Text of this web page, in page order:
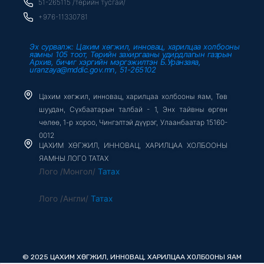
f
51-265115 /төрийн тусгай/
+976-11330781
Эх сурвалж: Цахим хөгжил, инновац, харилцаа холбооны
яамны 105 тоот, Төрийн захиргааны удирдлагын газрын
Архив, бичиг хэргийн мэргэжилтэн Б.Уранзаяа,
uranzaya@mddic.gov.mn, 51-265102
Цахим хөгжил, инновац, харилцаа холбооны яам, Төв
шуудан, Сүхбаатарын талбай - 1, Энх тайвны өргөн
чөлөө, 1-р хороо, Чингэлтэй дүүрэг, Улаанбаатар 15160-
0012
ЦАХИМ ХӨГЖИЛ, ИННОВАЦ, ХАРИЛЦАА ХОЛБООНЫ
ЯАМНЫ ЛОГО ТАТАХ
Лого /Монгол/ Татах
Лого /Англи/ Татах
© 2025 ЦАХИМ ХӨГЖИЛ, ИННОВАЦ, ХАРИЛЦАА ХОЛБООНЫ ЯАМ